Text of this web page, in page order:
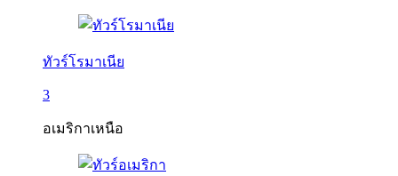
ทัวร์โรมาเนีย
3
อเมริกาเหนือ